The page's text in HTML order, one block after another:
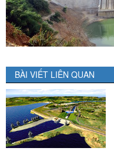
BÀI VIẾT LIÊN QUAN